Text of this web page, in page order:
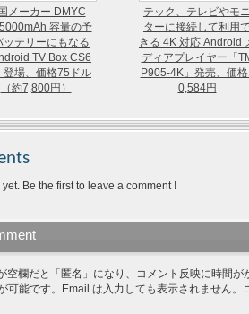
メーカー DMYC
容量の予
ッテリーにもなる
TV Box CS6
登場、価格75ドル
（約7,800円）
テック、テレビやモニ
ターに接続して利用
きる 4K 対応 Android
ディアプレイヤー「
P905-4K」発売、価
0,584円
yet. Be the first to leave a comment !
空欄だと「匿名」になり、コメント反映に時間
可能です。Email は入力しても表示されません。